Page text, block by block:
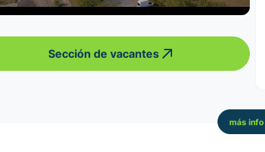
Sección de vacantes
más info